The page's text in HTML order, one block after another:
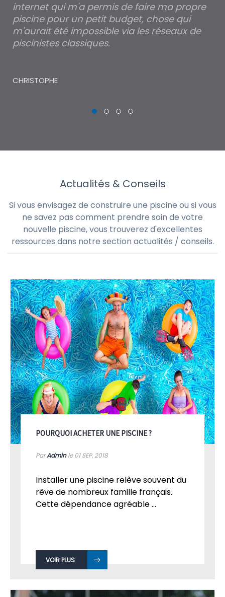
internet qui m'a permis de faire ma propre
piscine pour un petit budget, chose qui
m'aurait été impossible via les réseaux de
piscinistes classiques.
CHRISTOPHE
Actualités & Conseils
Si vous envisagez de construire une piscine ou si vous
ne savez pas comment prendre soin de votre
nouvelle piscine, vous trouverez d'excellentes
ressources dans notre section actualités / conseils.
POURQUOI ACHETER UNE PISCINE ?
ParAdminle 01SEP, 2018
Installer une piscine relève souvent du
rêve de nombreux famille français.
Cette dépendance agréable ...
VOIR PLUS